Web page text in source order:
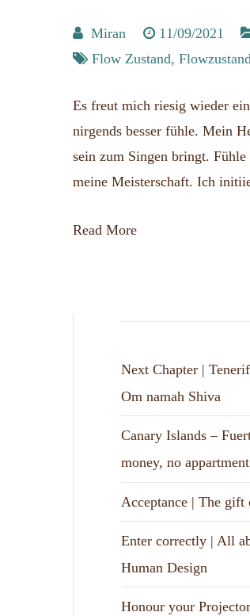
Miran 11/09/2021
Flow Zustand, Flowzustand
Es freut mich riesig wieder
nirgends besser fühle. Mein
sein zum Singen bringt.
meine Meisterschaft. Ich
Read More
Next Chapter |
Om namah Shiva
Canary Islands –
money, no appartment
Acceptance | The gift
Enter correctly | All
Human Design
Honour your